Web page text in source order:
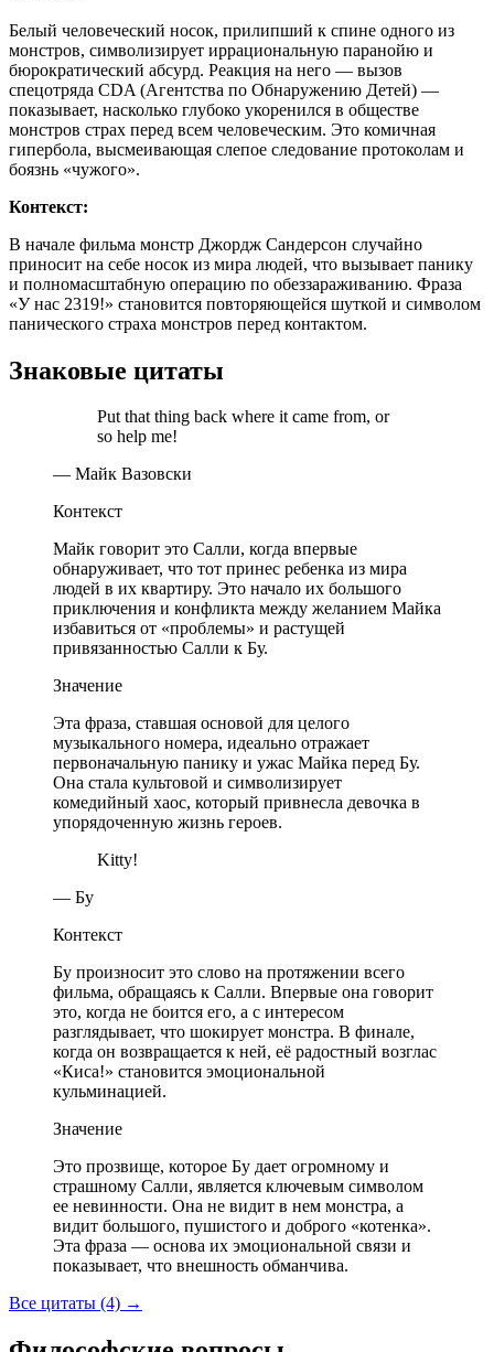
Белый человеческий носок, прилипший к спине одного из
монстров, символизирует иррациональную паранойю и
бюрократический абсурд. Реакция на него — вызов
спецотряда CDA (Агентства по Обнаружению Детей) —
показывает, насколько глубоко укоренился в обществе
монстров страх перед всем человеческим. Это комичная
гипербола, высмеивающая слепое следование протоколам и
боязнь «чужого».
Контекст:
В начале фильма монстр Джордж Сандерсон случайно
приносит на себе носок из мира людей, что вызывает панику
и полномасштабную операцию по обеззараживанию. Фраза
«У нас 2319!» становится повторяющейся шуткой и символом
панического страха монстров перед контактом.
Знаковые цитаты
Put that thing back where it came from, or
so help me!
— Майк Вазовски
Контекст
Майк говорит это Салли, когда впервые
обнаруживает, что тот принес ребенка из мира
людей в их квартиру. Это начало их большого
приключения и конфликта между желанием Майка
избавиться от «проблемы» и растущей
привязанностью Салли к Бу.
Значение
Эта фраза, ставшая основой для целого
музыкального номера, идеально отражает
первоначальную панику и ужас Майка перед Бу.
Она стала культовой и символизирует
комедийный хаос, который привнесла девочка в
упорядоченную жизнь героев.
Kitty!
— Бу
Контекст
Бу произносит это слово на протяжении всего
фильма, обращаясь к Салли. Впервые она говорит
это, когда не боится его, а с интересом
разглядывает, что шокирует монстра. В финале,
когда он возвращается к ней, её радостный возглас
«Киса!» становится эмоциональной
кульминацией.
Значение
Это прозвище, которое Бу дает огромному и
страшному Салли, является ключевым символом
ее невинности. Она не видит в нем монстра, а
видит большого, пушистого и доброго «котенка».
Эта фраза — основа их эмоциональной связи и
показывает, что внешность обманчива.
Все цитаты (4) →